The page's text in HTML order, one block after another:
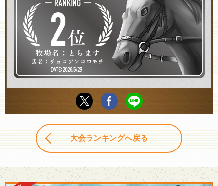
大会ランキングへ戻る